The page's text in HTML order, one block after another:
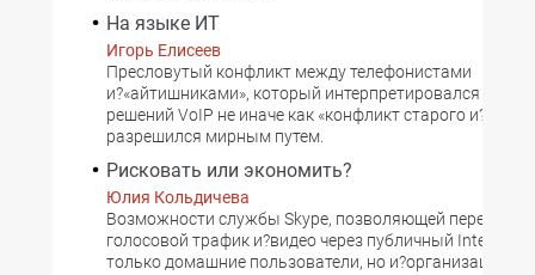
На языке ИТ
Игорь Елисеев
Пресловутый конфликт между телефонистами
и?«айтишниками», который интерпретировался
решений VoIP не иначе как «конфликт старого
разрешился мирным путем.
Рисковать или экономить?
Юлия Кольдичева
Возможности службы Skype, позволяющей
голосовой трафик и?видео через публичный Internet,
только домашние пользователи, но и?организации.